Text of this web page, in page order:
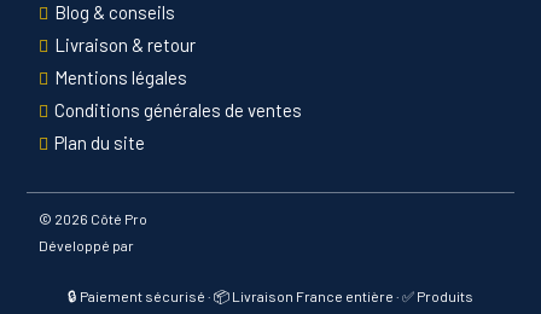
Blog & conseils
Livraison & retour
Mentions légales
Conditions générales de ventes
Plan du site
© 2026 Côté Pro
Développé par
🔒 Paiement sécurisé · 📦 Livraison France entière · ✅ Produits